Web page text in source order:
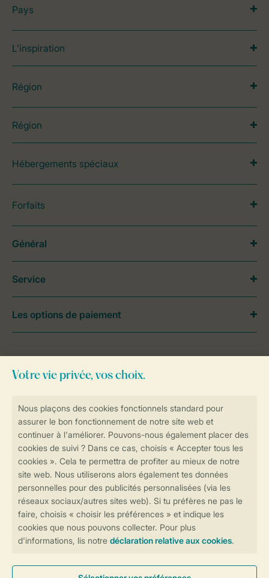
Réservations en ligne rapides et sécurisées
Transmission sécurisée des données
Paiement sécurisé
Pays
L’inspiration
Région
Région
Hébergements spéciaux
Forfaits
contactez notreContact Center.
Général
Service
Les options de paiement